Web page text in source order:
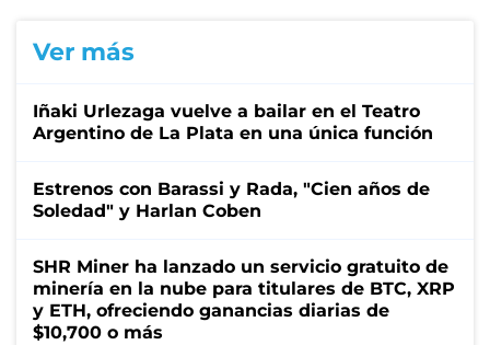
Ver más
Iñaki Urlezaga vuelve a bailar en el Teatro
Argentino de La Plata en una única función
Estrenos con Barassi y Rada, "Cien años de
Soledad" y Harlan Coben
SHR Miner ha lanzado un servicio gratuito de
minería en la nube para titulares de BTC, XRP
y ETH, ofreciendo ganancias diarias de
$10,700 o más